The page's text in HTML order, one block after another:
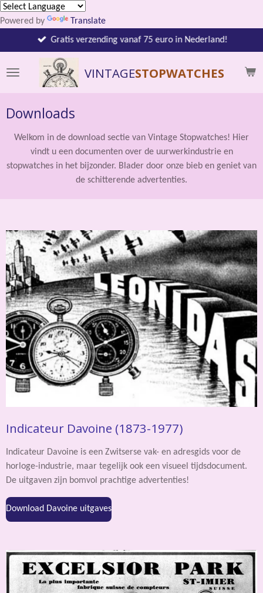
Powered by Translate
Ga
direct
de
hoofdinhoud
VINTAGESTOPWATCHES
Gratis verzending vanaf 75 euro in Nederland!
Downloads
Welkom in de download sectie van Vintage Stopwatches! Hier
vindt u een documenten over de uurwerkindustrie en
stopwatches in het bijzonder. Blader door onze bieb en geniet van
de schitterende advertenties.
Indicateur Davoine (1873-1977)
Indicateur Davoine is een Zwitserse vak- en adresgids voor de
horloge-industrie, maar tegelijk ook een visueel tijdsdocument.
De uitgaven zijn bomvol prachtige advertenties!
Download Davoine uitgaves